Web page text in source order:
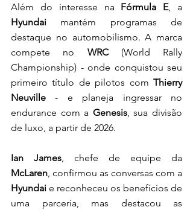
Além do interesse na Fórmula E
Hyundai mantém programas de
destaque no automobilismo. A marca
compete no WRC (World Rally
Championship) - onde conquistou seu
primeiro título de pilotos com Thierry
Neuville - e planeja ingressar no
endurance com a Genesis, sua divisão
de luxo, a partir de 2026.
Ian James
McLaren
Hyundai e reconheceu os benefícios de
uma parceria, mas destacou as